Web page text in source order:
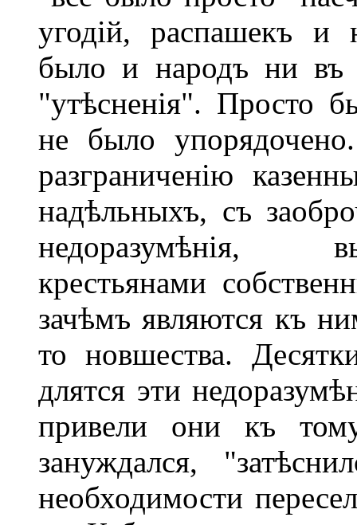
угодій, распашекъ и
было и народъ ни
"утѣсненія". Просто
не было
разграниченію
надѣльныхъ, съ
недоразумѣнія,
крестьянами
зачѣмъ являются къ
то новшества.
длятся эти
привели они къ
зануждался,
необходимости